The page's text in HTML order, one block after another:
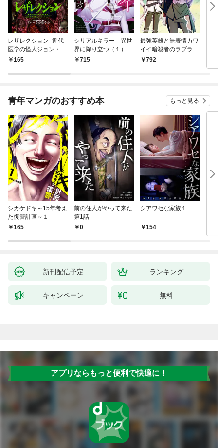
レザレクション -近代
医学の怪人ジョン・ハ
ンター- 連載版 第1話
￥165
シリアルキラー 異世
界に降り立つ（１）
￥715
最強英雄と無表情カワ
イイ暗殺者のラブラブ
新婚生活 １巻
￥792
青年マンガのおすすめ本 もっと見る
シカケドキ～15年考え
た復讐計画～１
￥165
前の住人がやって来た
第1話
￥0
シアワセな家族１
￥154
地
新刊配信予定 ランキング
キャンペーン 無料
アプリならもっと便利で快適に！